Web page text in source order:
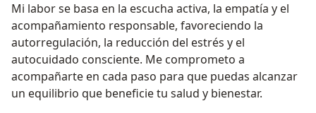
Mi labor se basa en la escucha activa, la empatía y el
acompañamiento responsable, favoreciendo la
autorregulación, la reducción del estrés y el
autocuidado consciente. Me comprometo a
acompañarte en cada paso para que puedas alcanzar
un equilibrio que beneficie tu salud y bienestar.